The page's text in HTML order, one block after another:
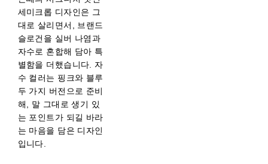
세미크롭 디자인은 그
대로 살리면서, 브랜드
슬로건을 실버 나염과
자수로 혼합해 담아 특
별함을 더했습니다. 자
수 컬러는 핑크와 블루
두 가지 버전으로 준비
해, 말 그대로 생기 있
는 포인트가 되길 바라
는 마음을 담은 디자인
입니다.